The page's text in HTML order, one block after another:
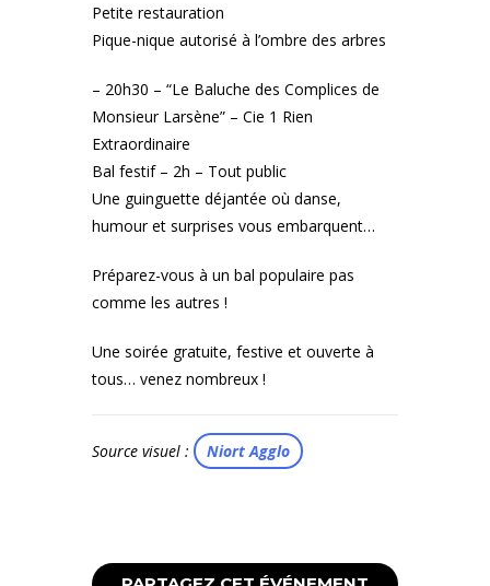
Petite restauration
Pique-nique autorisé à l’ombre des arbres
– 20h30 – “Le Baluche des Complices de
Monsieur Larsène” – Cie 1 Rien
Extraordinaire
Bal festif – 2h – Tout public
Une guinguette déjantée où danse,
humour et surprises vous embarquent…
Préparez-vous à un bal populaire pas
comme les autres !
Une soirée gratuite, festive et ouverte à
tous… venez nombreux !
Source visuel : Niort Agglo